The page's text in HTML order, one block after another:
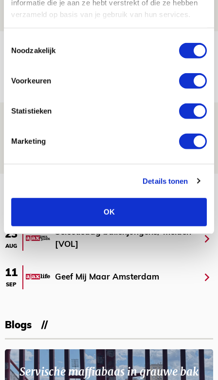
informatie die je aan ze hebt verstrekt of die ze hebben
verzameld op basis van je gebruik van hun services.
Noodzakelijk
Voorkeuren
Statistieken
Marketing
Details tonen
OK
08 AUGUSTUS 2026 - 11:34
NIEUWS
Spelen bij Jong Ajax of Ajax 1? Dat
Brandt: ‘Ajax en Cruijff bleven door
07 AUGUSTUS 2026 - 20:02
23
AUG
Selectiedag ballenjongens/-meiden
[VOL]
11
SEP
Geef Mij Maar Amsterdam
Blogs
Servische maffiabaas in grauwe bak